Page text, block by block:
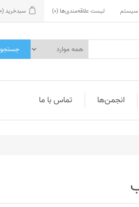
سیستم لیست علاقه‌مندی‌ها (0) سبدخرید(0)
جستجو
انجمن‌ها تماس با ما